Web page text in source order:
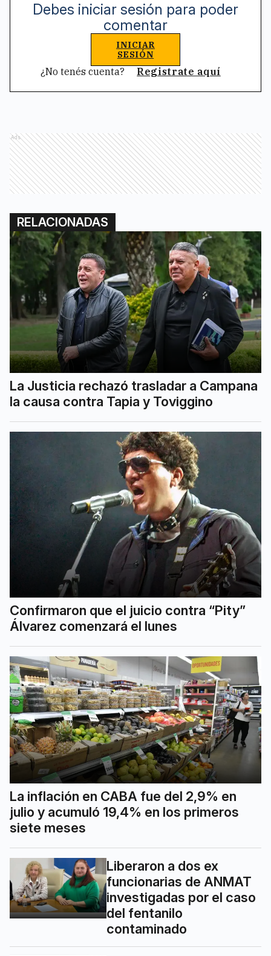
Debes iniciar sesión para poder
comentar
INICIAR
SESIÓN
¿No tenés cuenta? Registrate aquí
Ads
RELACIONADAS
La Justicia rechazó trasladar a Campana
la causa contra Tapia y Toviggino
Confirmaron que el juicio contra “Pity”
Álvarez comenzará el lunes
La inflación en CABA fue del 2,9% en
julio y acumuló 19,4% en los primeros
siete meses
Liberaron a dos ex
funcionarias de ANMAT
investigadas por el caso
del fentanilo
contaminado